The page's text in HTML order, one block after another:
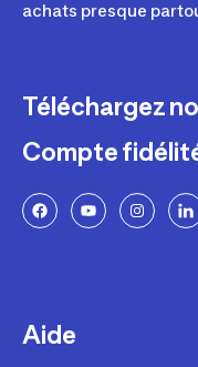
achats presque
Téléchargez
Compte
Aide